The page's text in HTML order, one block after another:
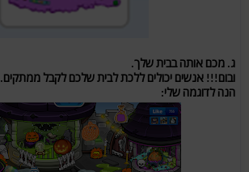
ג. מכם אותה בבית שלך.
ובום!!! אנשים יכולים ללכת לבית שלכם לקבל ממתקים.
הנה לדוגמה שלי: